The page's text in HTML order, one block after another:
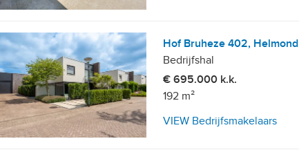
Hof Bruheze 402, Helmond
Bedrijfshal
€ 695.000 k.k.
192 m²
VIEW Bedrijfsmakelaars